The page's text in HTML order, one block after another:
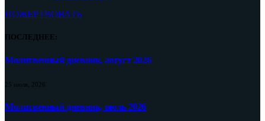
ПОЖЕРТВОВАТЬ
ПОСЛЕДНЕЕ:
Молитвенный дневник, август 2026
25 июля, 2026
Молитвенный дневник, июль 2026